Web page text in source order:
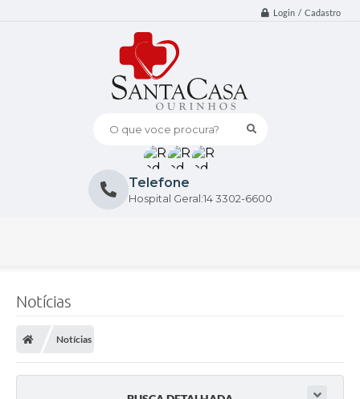
Login / Cadastro
O que voce procura?
Telefone
Hospital Geral:14 3302-6600
Notícias
Notícias